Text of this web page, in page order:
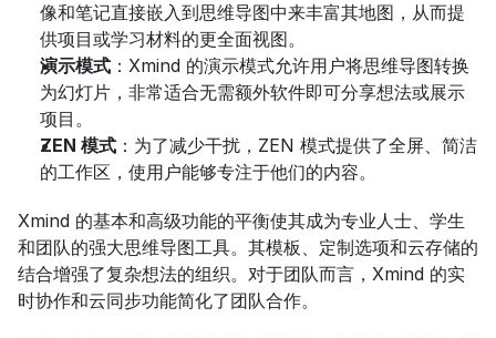
像和笔记直接嵌入到思维导图中来丰富其地图，从而提
供项目或学习材料的更全面视图。
演示模式 ：Xmind 的演示模式允许用户将思维导图转换
为幻灯片，非常适合无需额外软件即可分享想法或展示
项目。
ZEN 模式 ：为了减少干扰，ZEN 模式提供了全屏、简洁
的工作区，使用户能够专注于他们的内容。
Xmind 的基本和高级功能的平衡使其成为专业人士、学生
和团队的强大思维导图工具。其模板、定制选项和云存储的
结合增强了复杂想法的组织。对于团队而言，Xmind 的实
时协作和云同步功能简化了团队合作。